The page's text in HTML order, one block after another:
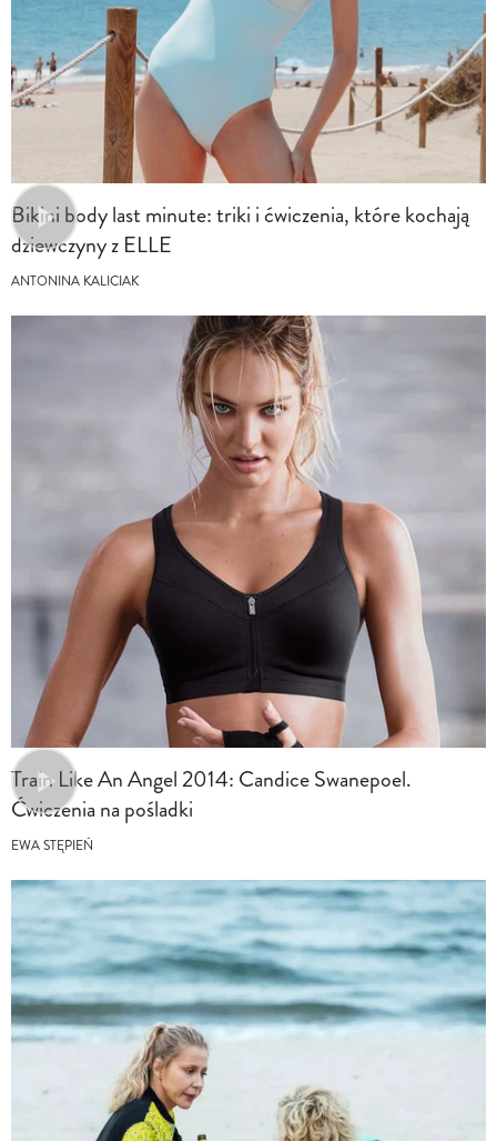
Bikini body last minute: triki i ćwiczenia, które kochają
dziewczyny z ELLE
ANTONINA KALICIAK
Train Like An Angel 2014: Candice Swanepoel.
Ćwiczenia na pośladki
EWA STĘPIEŃ